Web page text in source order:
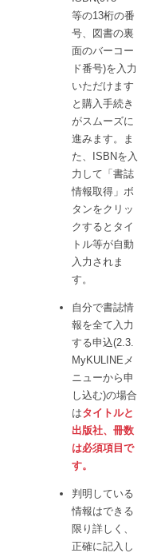
等の13桁の番
号、図書の裏
面のバーコー
ド番号)を入力
いただけます
と購入手続き
がスムーズに
進みます。ま
た、ISBNを入
力して「書誌
情報取得」ボ
タンをクリッ
クするとタイ
トル等が自動
入力されま
す。
自分で書誌情
報を全て入力
する申込(2.3.
MyKULINEメ
ニューから申
し込む)の場合
はタイトルと
出版社、冊数
は必須項目で
す。
判明している
情報はできる
限り詳しく、
正確に記入し